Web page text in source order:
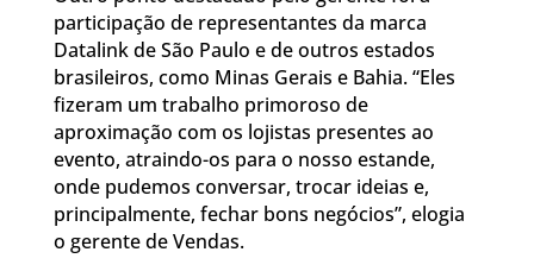
participação de representantes da marca
Datalink de São Paulo e de outros estados
brasileiros, como Minas Gerais e Bahia. “Eles
fizeram um trabalho primoroso de
aproximação com os lojistas presentes ao
evento, atraindo-os para o nosso estande,
onde pudemos conversar, trocar ideias e,
principalmente, fechar bons negócios”, elogia
o gerente de Vendas.